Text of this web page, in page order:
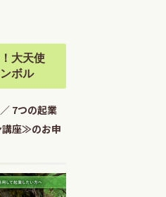
大天使
ボル
7つの起業
講座≫のお申